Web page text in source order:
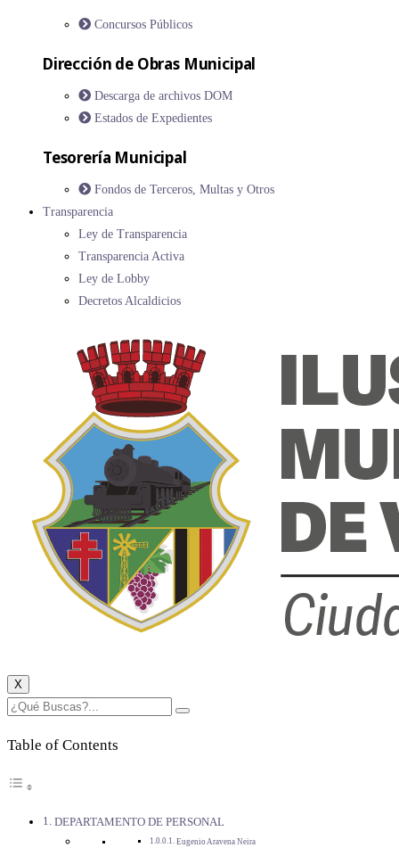
Concursos Públicos
Dirección de Obras Municipal
Descarga de archivos DOM
Estados de Expedientes
Tesorería Municipal
Fondos de Terceros, Multas y Otros
Transparencia
Ley de Transparencia
Transparencia Activa
Ley de Lobby
Decretos Alcaldicios
X
Table of Contents
DEPARTAMENTO DE PERSONAL
Eugenio Aravena Neira